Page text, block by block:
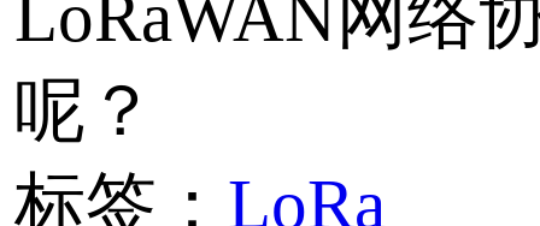
快速实现CAN和RS485
距离传输解..